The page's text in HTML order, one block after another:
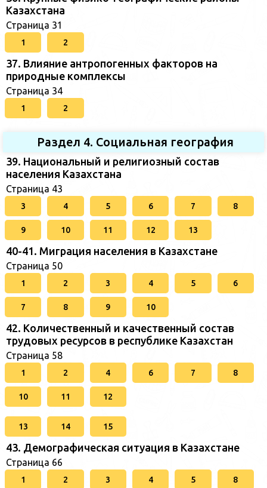
Казахстана
Страница 31
1 2
37. Влияние антропогенных факторов на
природные комплексы
Страница 34
1 2
Раздел 4. Социальная география
39. Национальный и религиозный состав
населения Казахстана
Страница 43
3 4 5 6 7 8
9 10 11 12 13
40-41. Миграция населения в Казахстане
Страница 50
1 2 3 4 5 6
7 8 9 10
42. Количественный и качественный состав
трудовых ресурсов в республике Казахстан
Страница 58
1 2 4 6 7 8
10 11 12
13 14 15
43. Демографическая ситуация в Казахстане
Страница 66
1 2 3 4 5 8